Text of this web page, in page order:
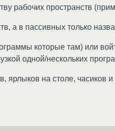
рабочих пространств
а в пассивных только
которые там) или
одной/нескольких
ярлыков на столе, часиков и